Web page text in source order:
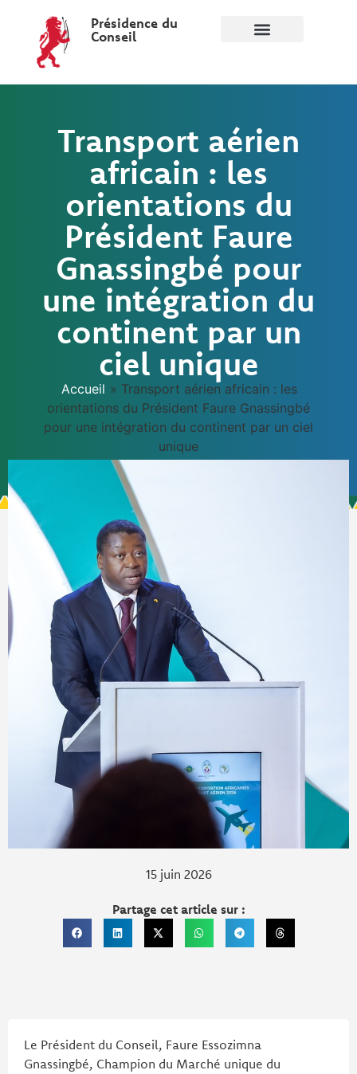
Présidence du
Conseil
Transport aérien
africain : les
orientations du
Président Faure
Gnassingbé pour
une intégration du
continent par un
ciel unique
Accueil » Transport aérien africain : les
orientations du Président Faure Gnassingbé
pour une intégration du continent par un ciel
unique
15 juin 2026
Partage cet article sur :
Le Président du Conseil, Faure Essozimna
Gnassingbé, Champion du Marché unique du